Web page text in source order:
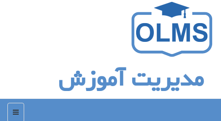
مدیریت آموزش
منو